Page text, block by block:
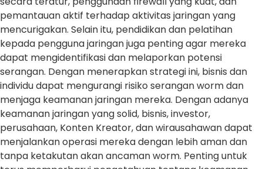
pemantauan aktif terhadap aktivitas jaringan yang
mencurigakan. Selain itu, pendidikan dan pelatihan
kepada pengguna jaringan juga penting agar mereka
dapat mengidentifikasi dan melaporkan potensi
serangan. Dengan menerapkan strategi ini, bisnis dan
individu dapat mengurangi risiko serangan worm dan
menjaga keamanan jaringan mereka. Dengan adanya
keamanan jaringan yang solid, bisnis, investor,
perusahaan, Konten Kreator, dan wirausahawan dapat
menjalankan operasi mereka dengan lebih aman dan
tanpa ketakutan akan ancaman worm. Penting untuk